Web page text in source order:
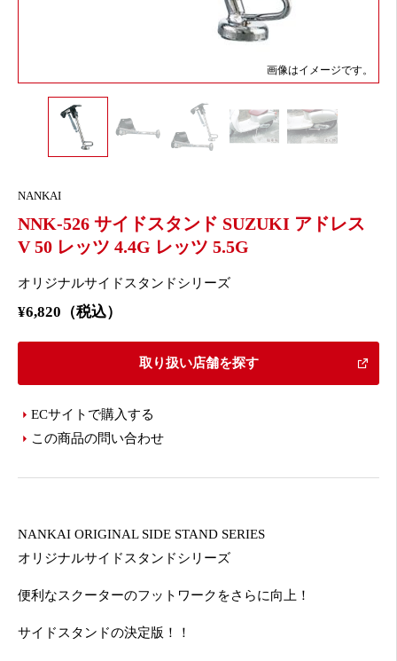
画像はイメージです。
NANKAI
NNK-526 サイドスタンド SUZUKI アドレス
V 50 レッツ 4.4G レッツ 5.5G
オリジナルサイドスタンドシリーズ
¥6,820（税込）
取り扱い店舗を探す
ECサイトで購入する
この商品の問い合わせ
NANKAI ORIGINAL SIDE STAND SERIES
オリジナルサイドスタンドシリーズ
便利なスクーターのフットワークをさらに向上！
サイドスタンドの決定版！！